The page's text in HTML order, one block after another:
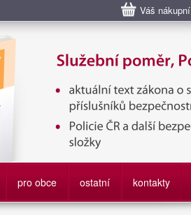
Váš
bezpečnostních sborů, Policie ČR,
služby
pro obce ostatní kontakty